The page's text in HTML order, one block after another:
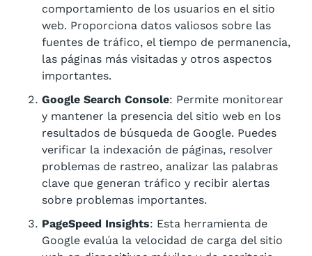
comportamiento de los usuarios en el sitio
web. Proporciona datos valiosos sobre las
fuentes de tráfico, el tiempo de permanencia,
las páginas más visitadas y otros aspectos
importantes.
Google Search Console: Permite monitorear
y mantener la presencia del sitio web en los
resultados de búsqueda de Google. Puedes
verificar la indexación de páginas, resolver
problemas de rastreo, analizar las palabras
clave que generan tráfico y recibir alertas
sobre problemas importantes.
PageSpeed Insights: Esta herramienta de
Google evalúa la velocidad de carga del sitio